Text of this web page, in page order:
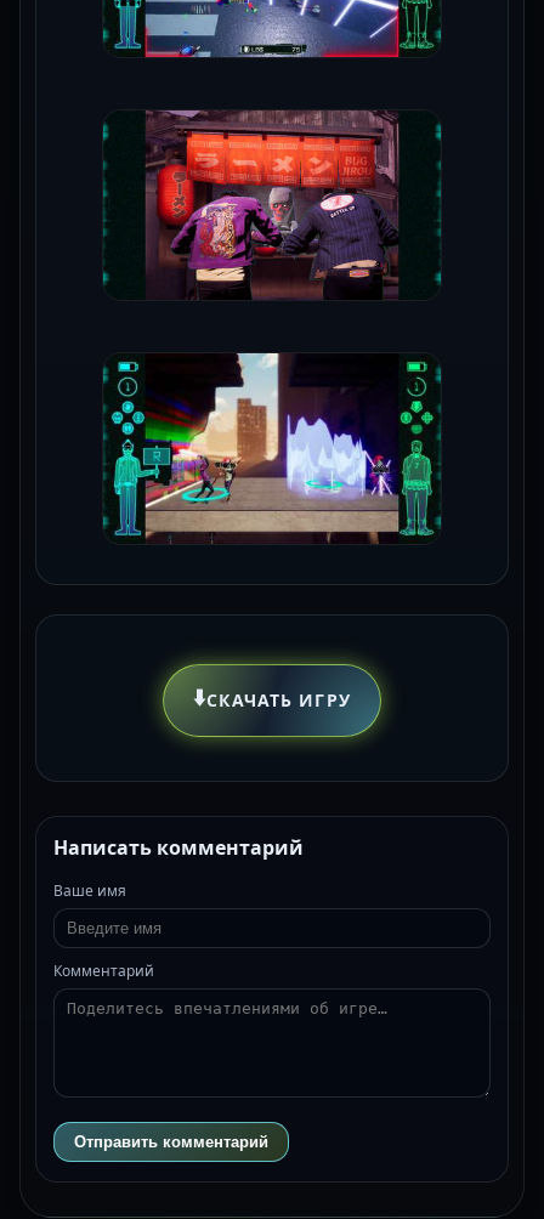
⬇️СКАЧАТЬ ИГРУ
Написать комментарий
Ваше имя
Комментарий
Отправить комментарий